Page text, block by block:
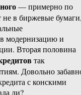
— примерно по
не в биржевые
модернизацию и
Вторая половина
так
Довольно
с конскими
ли?